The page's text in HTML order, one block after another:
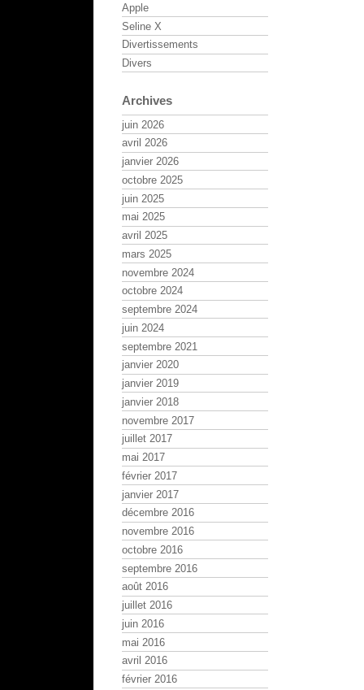
Apple
Seline X
Divertissements
Divers
Archives
juin 2026
avril 2026
janvier 2026
octobre 2025
juin 2025
mai 2025
avril 2025
mars 2025
novembre 2024
octobre 2024
septembre 2024
juin 2024
septembre 2021
janvier 2020
janvier 2019
janvier 2018
novembre 2017
juillet 2017
mai 2017
février 2017
janvier 2017
décembre 2016
novembre 2016
octobre 2016
septembre 2016
août 2016
juillet 2016
juin 2016
mai 2016
avril 2016
février 2016